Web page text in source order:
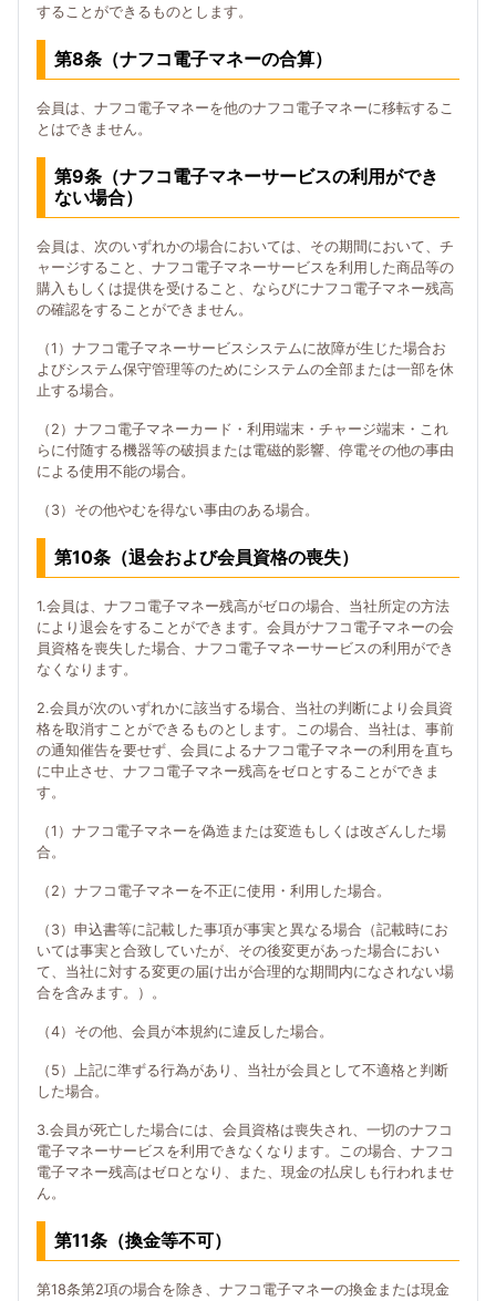
することができるものとします。
第8条（ナフコ電子マネーの合算）
会員は、ナフコ電子マネーを他のナフコ電子マネーに移転するこ
とはできません。
第9条（ナフコ電子マネーサービスの利用ができ
ない場合）
会員は、次のいずれかの場合においては、その期間において、チ
ャージすること、ナフコ電子マネーサービスを利用した商品等の
購入もしくは提供を受けること、ならびにナフコ電子マネー残高
の確認をすることができません。
（1）ナフコ電子マネーサービスシステムに故障が生じた場合お
よびシステム保守管理等のためにシステムの全部または一部を休
止する場合。
（2）ナフコ電子マネーカード・利用端末・チャージ端末・これ
らに付随する機器等の破損または電磁的影響、停電その他の事由
による使用不能の場合。
（3）その他やむを得ない事由のある場合。
第10条（退会および会員資格の喪失）
1.会員は、ナフコ電子マネー残高がゼロの場合、当社所定の方法
により退会をすることができます。会員がナフコ電子マネーの会
員資格を喪失した場合、ナフコ電子マネーサービスの利用ができ
なくなります。
2.会員が次のいずれかに該当する場合、当社の判断により会員資
格を取消すことができるものとします。この場合、当社は、事前
の通知催告を要せず、会員によるナフコ電子マネーの利用を直ち
に中止させ、ナフコ電子マネー残高をゼロとすることができま
す。
（1）ナフコ電子マネーを偽造または変造もしくは改ざんした場
合。
（2）ナフコ電子マネーを不正に使用・利用した場合。
（3）申込書等に記載した事項が事実と異なる場合（記載時にお
いては事実と合致していたが、その後変更があった場合におい
て、当社に対する変更の届け出が合理的な期間内になされない場
合を含みます。）。
（4）その他、会員が本規約に違反した場合。
（5）上記に準ずる行為があり、当社が会員として不適格と判断
した場合。
3.会員が死亡した場合には、会員資格は喪失され、一切のナフコ
電子マネーサービスを利用できなくなります。この場合、ナフコ
電子マネー残高はゼロとなり、また、現金の払戻しも行われませ
ん。
第11条（換金等不可）
第18条第2項の場合を除き、ナフコ電子マネーの換金または現金